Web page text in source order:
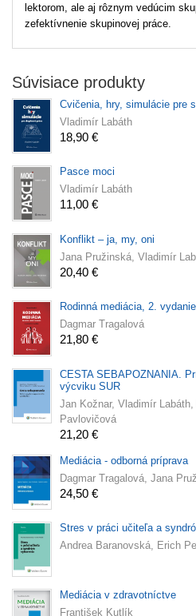
lektorom, ale aj rôznym vedúcim
zefektívnenie skupinovej práce.
Súvisiace produkty
Cvičenia, hry, simulácie pre
Vladimír Labáth
18,90 €
Pasce moci
Vladimír Labáth
11,00 €
Konflikt – ja, my, oni
Jana Pružinská, Vladimír
20,40 €
Rodinná mediácia, 2. vydanie
Dagmar Tragalová
21,80 €
CESTA SEBAPOZNANIA.
výcviku SUR
Jan Kožnar, Vladimír
Pavlovičová
21,20 €
Mediácia - odborná príprava
Dagmar Tragalová, Jana
24,50 €
Stres v práci učiteľa a
Andrea Baranovská, Erich
Mediácia v zdravotníctve
František Kutlík